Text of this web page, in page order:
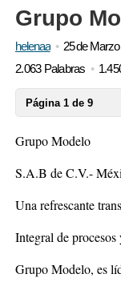
Registrarse
Iniciar sesión
Grupo
helenaa
25 de
2.063 Palabras
Página 1 de 9
Grupo Modelo
S.A.B de C.V.-
Una refrescante
Integral de
Grupo Modelo, es